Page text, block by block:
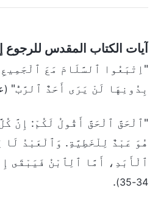
آيات الكتاب المقدس للرجوع
"اِتْبَعُوا ٱلسَّلَامَ مَعَ
بِدُونِهَا لَنْ يَرَى أَحَدٌ ٱلرَّبُّ"
"ٱلْحَقَّ ٱلْحَقَّ أَقُولُ لَكُمْ: إِنَّ
هُوَ عَبْدٌ لِلْخَطِيَّةِ. وَٱلْعَبْدُ لَا
ٱلْأَبَدِ، أَمَّا ٱلِٱبْنُ فَيَبْقَى
34-35)
.